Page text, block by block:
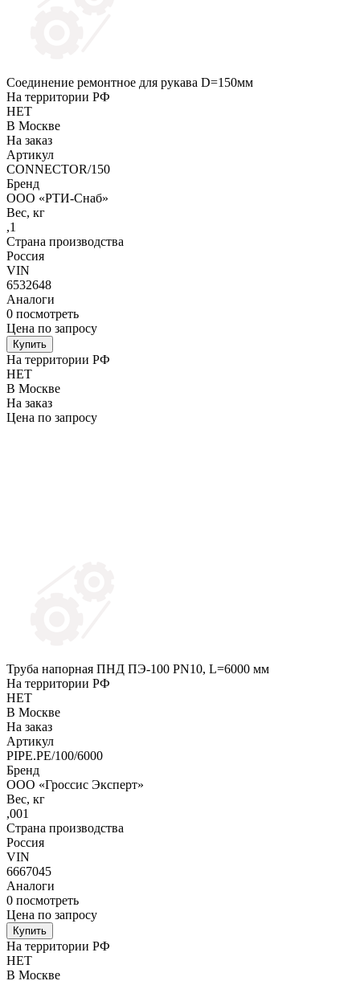
Соединение ремонтное для рукава D=150мм
На территории РФ
НЕТ
В Москве
На заказ
Артикул
CONNECTOR/150
Бренд
ООО «РТИ-Снаб»
Вес, кг
,1
Страна производства
Россия
VIN
6532648
Аналоги
0 посмотреть
Цена по запросу
Купить
На территории РФ
НЕТ
В Москве
На заказ
Цена по запросу
Труба напорная ПНД ПЭ-100 PN10, L=6000 мм
На территории РФ
НЕТ
В Москве
На заказ
Артикул
PIPE.PE/100/6000
Бренд
ООО «Гроссис Эксперт»
Вес, кг
,001
Страна производства
Россия
VIN
6667045
Аналоги
0 посмотреть
Цена по запросу
Купить
На территории РФ
НЕТ
В Москве